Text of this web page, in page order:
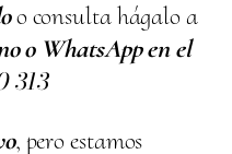
o consulta hágalo a
o WhatsApp en el
313
, pero estamos